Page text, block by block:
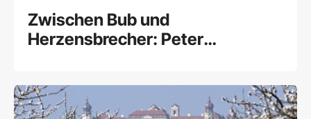
Zwischen Bub und
Herzensbrecher: Peter